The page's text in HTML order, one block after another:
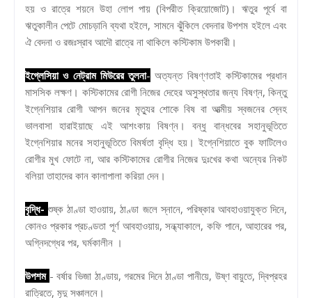
হয় ও রাত্রে শয়নে উহা লোপ পায় (বিপরীত ক্রিয়োজোট)। ঋতুর পূর্বে বা
ঋতুকালীন পেটে মোচড়ানি ব্যথা হইলে, সামনে ঝুঁকিলে বেদনার উপশম হইলে এবং
ঐ বেদনা ও রজঃস্রাব আদৌ রাত্রে না থাকিলে কস্টিকাম উপকারী।
ইগ্লেসিয়া ও নেট্রাম মিউরের তুলনা- অত্যন্ত বিষণ্ণতাই কস্টিকামের প্রধান
মাসসিক লক্ষণ। কস্টিকামের রোগী নিজের দেহের অসুস্থতার জন্য বিষণ্ন, কিন্তু
ইগ্নেশিয়ার রোগী আপন জনের মৃত্যুর শোকে বিষ বা আত্মীয় স্বজনের স্নেহ
ভালবাসা হারাইয়াছে এই আশংকায় বিষণ্ন। বন্ধু বান্ধবের সহানুভূতিতে
ইগ্নেশিয়ার মনের সহানুভূতিতে বিমৰ্ষতা বৃদ্ধি হয়। ইগ্নেশিয়াতে বুক ফাটিলেও
রোগীর মুখ ফোটে না, আর কস্টিকামের রোগীর নিজের দুঃখের কথা অন্যের নিকট
বলিয়া তাহাদের কান কালাপালা করিয়া দেন।
বৃদ্ধি-শুষ্ক ঠাণ্ডা হাওয়ায়, ঠাণ্ডা জলে স্নানে, পরিষ্কার আবহাওয়াযুক্ত দিনে,
কোনও প্রকার প্রচণ্ডতা পূর্ণ আবহাওয়ায়, সন্ধ্যাকালে, কফি পানে, আহারের পর,
অগ্নিদগ্ধের পর, ঘর্মকালীন ।
উপশম - বর্ষার ভিজা ঠাণ্ডায়, গরমের দিনে ঠাণ্ডা পানীয়ে, উষ্ণ বায়ুতে, দ্বিপ্রহর
রাত্রিতে, মৃদু সঞ্চালনে।